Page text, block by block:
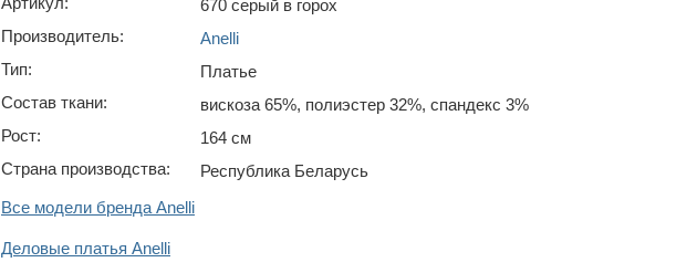
670 серый в горох
Производитель:
Anelli
Тип:
Платье
Состав ткани:
вискоза 65%, полиэстер 32%, спандекс 3%
Рост:
164 см
Страна производства:
Республика Беларусь
Все модели бренда Anelli
Деловые платья Anelli